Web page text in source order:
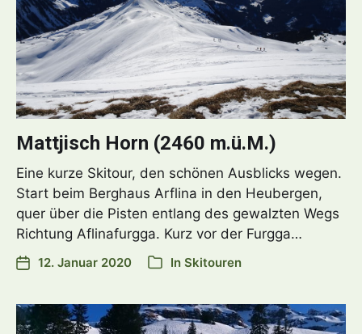
Mattjisch Horn (2460 m.ü.M.)
Eine kurze Skitour, den schönen Ausblicks wegen.
Start beim Berghaus Arflina in den Heubergen,
quer über die Pisten entlang des gewalzten Wegs
Richtung Aflinafurgga. Kurz vor der Furgga…
12. Januar 2020 In Skitouren